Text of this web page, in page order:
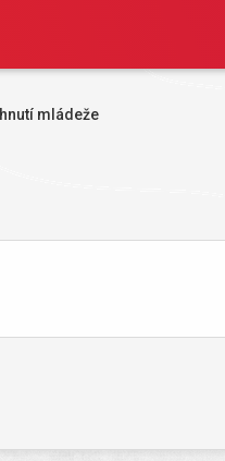
hnutí mládeže